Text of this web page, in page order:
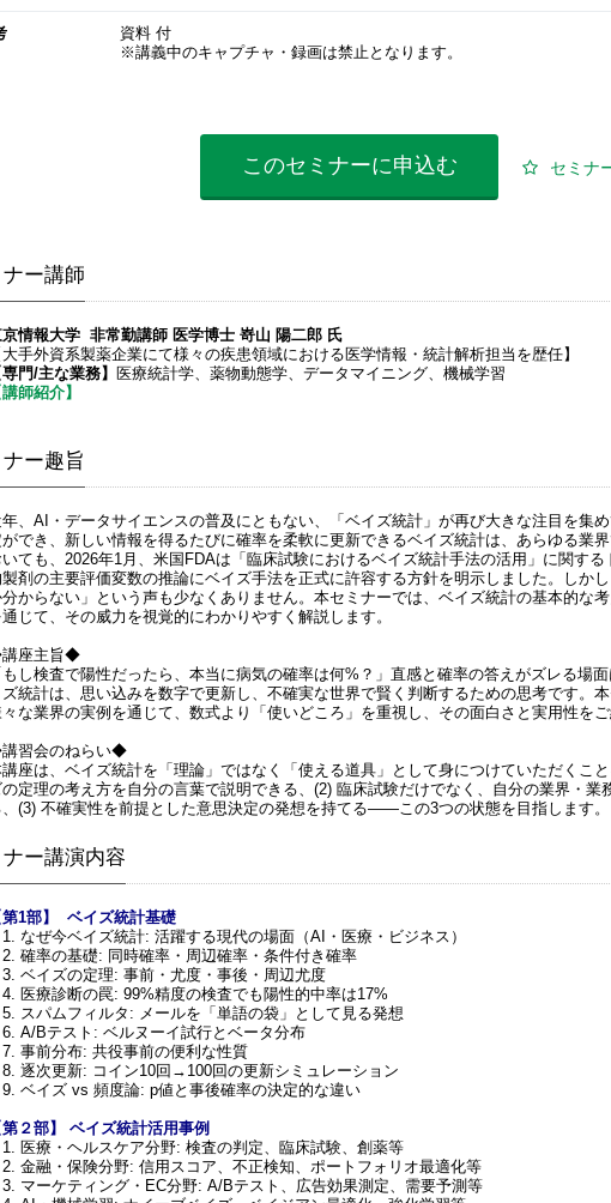
資料 付
※講義中のキャプチャ・録画は禁止となります。
このセミナーに申込む セミナ
ー講師
京情報大学 非常勤講師 医学博士 嵜山 陽二郎 氏
手外資系製薬企業にて様々の疾患領域における医学情報・統計解析担当を歴任】
門/主な業務】
医療統計学、薬物動態学、データマイニング、機械学習
師紹介】
ー趣旨
、AI・データサイエンスの普及にともない、「ベイズ統計」が再び大きな注目を集
でき、新しい情報を得るたびに確率を柔軟に更新できるベイズ統計は、あらゆる業
ても、2026年1月、米国FDAは「臨床試験におけるベイズ統計手法の活用」に関す
剤の主要評価変数の推論にベイズ手法を正式に許容する方針を明示しました。しか
からない」という声も少なくありません。本セミナーでは、ベイズ統計の基本的な
じて、その威力を視覚的にわかりやすく解説します。
座主旨◆
し検査で陽性だったら、本当に病気の確率は何%？」直感と確率の答えがズレる場
統計は、思い込みを数字で更新し、不確実な世界で賢く判断するための思考です。
な業界の実例を通じて、数式より「使いどころ」を重視し、その面白さと実用性をご
習会のねらい◆
座は、ベイズ統計を「理論」ではなく「使える道具」として身につけていただくこ
定理の考え方を自分の言葉で説明できる、(2) 臨床試験だけでなく、自分の業界・業
(3) 不確実性を前提とした意思決定の発想を持てる——この3つの状態を目指します。
ー講演内容
第1部】 ベイズ統計基礎
なぜ今ベイズ統計: 活躍する現代の場面（AI・医療・ビジネス）
確率の基礎: 同時確率・周辺確率・条件付き確率
ベイズの定理: 事前・尤度・事後・周辺尤度
医療診断の罠: 99%精度の検査でも陽性的中率は17%
スパムフィルタ: メールを「単語の袋」として見る発想
A/Bテスト: ベルヌーイ試行とベータ分布
事前分布: 共役事前の便利な性質
逐次更新: コイン10回→100回の更新シミュレーション
ベイズ vs 頻度論: p値と事後確率の決定的な違い
２部】 ベイズ統計活用事例
医療・ヘルスケア分野: 検査の判定、臨床試験、創薬等
金融・保険分野: 信用スコア、不正検知、ポートフォリオ最適化等
マーケティング・EC分野: A/Bテスト、広告効果測定、需要予測等